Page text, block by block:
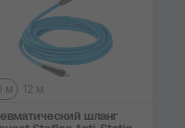
м 12 м
шланг